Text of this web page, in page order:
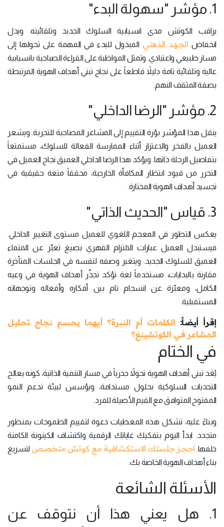
1. مؤشر "سهولة البدء"
يراقب الكوتش مدى انسيابية السلوك الجديد وتلقائيته. ويدل
انخفاض الجهد الذهني المبذول للبدء في المهمة على تحولها إلى
مسار طبيعي واعتيادي. وتمثل المواظبة على القراءة الصباحية بانسيابية
عالية وتلقائية تامة دليلاً قاطعاً على نجاح تبني أهداف الهوية المرتبطة
بصفة المثقف النهم.
2. مؤشر "الرضا الداخلي"
ينقل هذا المؤشر بؤرة التقييم إلى المشاعر المصاحبة للتجربة. ويشعر
العميل بالفخر والاعتزاز أثناء الممارسة الفعالة للسلوك، مستمتعاً
بتفاصيل الرحلة ذاتها. ويؤكد هذا الرضا الداخلي العميق نجاح العميل في
التحرر من قيود انتظار المكافأة الخارجية، محققاً متعة حقيقية في
تجسيد أهداف الهوية المختارة.
3. قياس "الحديث الذاتي"
يعكس التطور في المعجم اللغوي للعميل مستوى التغيير الداخلي.
فيستبدل العميل عبارات الالتزام القهري بصيغ تعبّر عن الانتماء
العميق للسلوك الجديد. ويتغير وصفه لنفسه في الجلسات المتأخرة
مقارنة بالبدايات، مستخدماً لغة تؤكد تجذّر أهداف الهوية في وعيه
الكامل، ومعبّرة عن انسجام تام بين أفكاره وأفعاله وتوجهاته
المستقبلية.
إقرأ أيضاً: الكلمات أم النبرة؟ أيهما يحسم نجاح تحليل
المشاعر في الكوتشينغ؟
في الختام
يُعَد تبني أهداف الهوية تحولاً جذرياً في مسار التنمية الذاتية، كونه يعالج
التحديات السلوكية بحلول مستدامة، ويؤسس لبيئة تدعم النمو
المفتوح المتوافق مع القيم الأصيلة للفرد.
وبناءً عليه، تشكل هذه المعطيات دعوة لتقييم الطموحات بمنظور
متجدد. ابدأ اليوم بتفكيك غاياتك الرقمية واكتشاف الكينونة الكامنة
خلفها. احجز جلستك الاستكشافية مع كوتش متخصص لتسريع
بناء أهداف الهوية الخاصة بك.
الأسئلة الشائعة
1. هل يعني هذا أن نتوقف عن